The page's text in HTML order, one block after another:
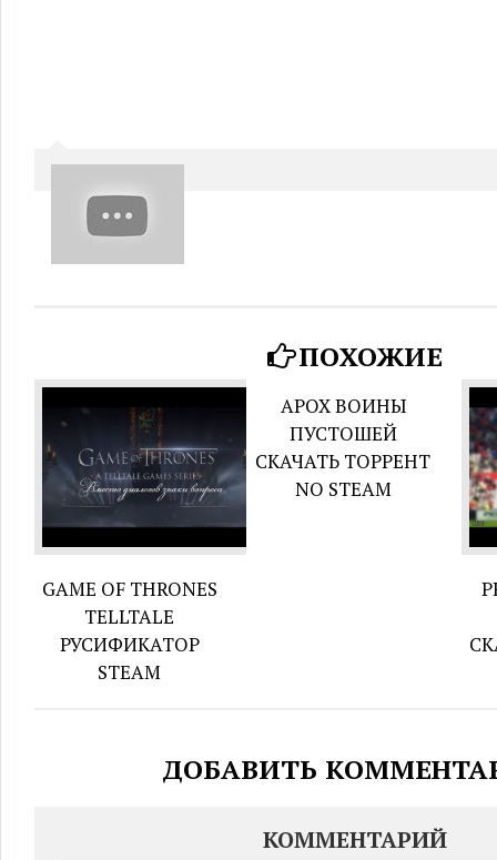
ПОХОЖИЕ
GAME OF THRONES
TELLTALE
РУСИФИКАТОР
STEAM
APOX ВОИНЫ
ПУСТОШЕЙ
СКАЧАТЬ ТОРРЕНТ
NO STEAM
ДОБАВИТЬ
КОММЕНТАРИЙ